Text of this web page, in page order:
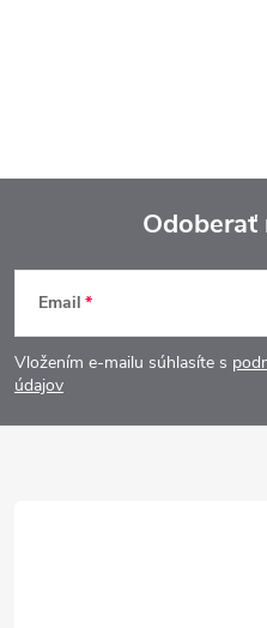
Z
á
p
Email
Vložením e-mailu súhlasíte s
údajov